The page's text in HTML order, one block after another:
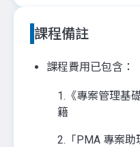
課程備註
課程費用已包含：
1.《專案管理基
籍
2.「PMA 專案